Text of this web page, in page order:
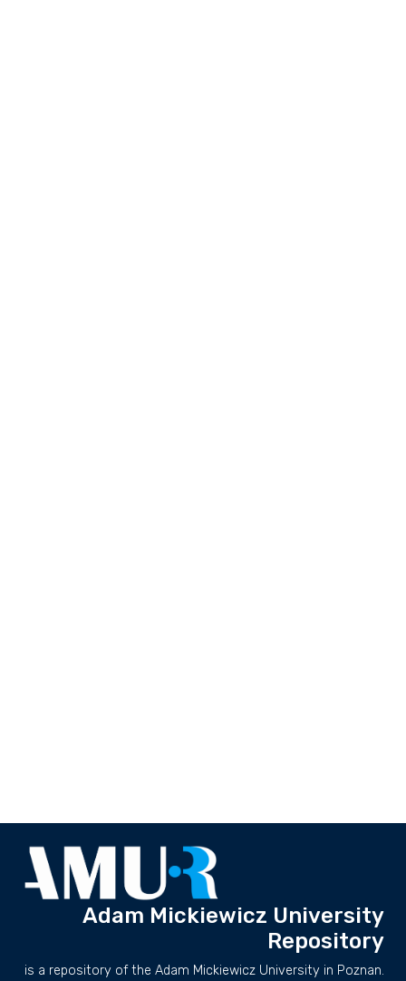
Adam Mickiewicz University
Repository
is a repository of the Adam Mickiewicz University in Poznan.